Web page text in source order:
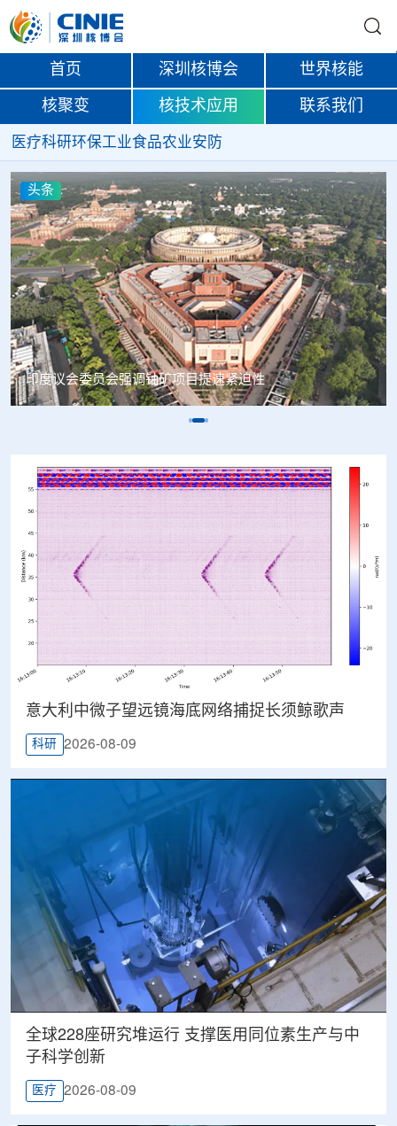
首页 深圳核博会 世界核能
核聚变 核技术应用 联系我们
医疗科研环保工业食品农业安防
头条
中核辐智正式设立 中国同辐持股90%打通核医疗全产业链
意大利中微子望远镜海底网络捕捉长须鲸歌声
科研 2026-08-09
全球228座研究堆运行 支撑医用同位素生产与中
子科学创新
医疗 2026-08-09